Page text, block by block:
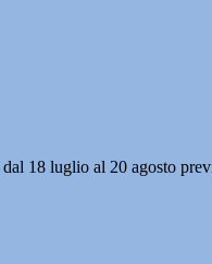
dal 18 luglio al 20 agosto